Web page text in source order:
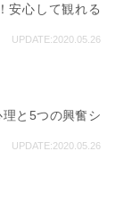
安心して観れる
UPDATE:2020.05.26
と5つの興奮シ
UPDATE:2020.05.26